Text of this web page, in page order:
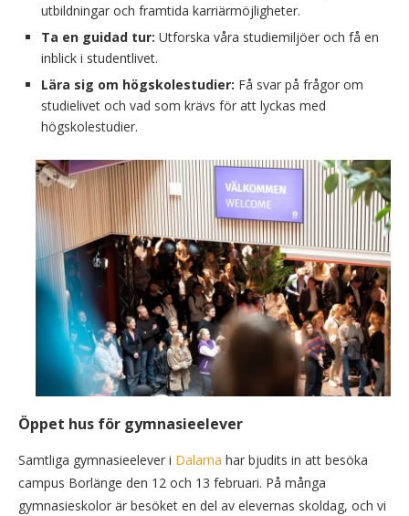
utbildningar och framtida karriärmöjligheter.
Ta en guidad tur: Utforska våra studiemiljöer och få en
inblick i studentlivet.
Lära sig om högskolestudier: Få svar på frågor om
studielivet och vad som krävs för att lyckas med
högskolestudier.
Öppet hus för gymnasieelever
Samtliga gymnasieelever i Dalarna har bjudits in att besöka
campus Borlänge den 12 och 13 februari. På många
gymnasieskolor är besöket en del av elevernas skoldag, och vi